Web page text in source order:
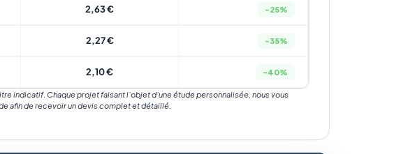
2,63 € -25%
2,27 € -35%
2,10 € -40%
indicatif. Chaque projet faisant l’objet d’une étude personnalisée, nous vous
afin de recevoir un devis complet et détaillé.